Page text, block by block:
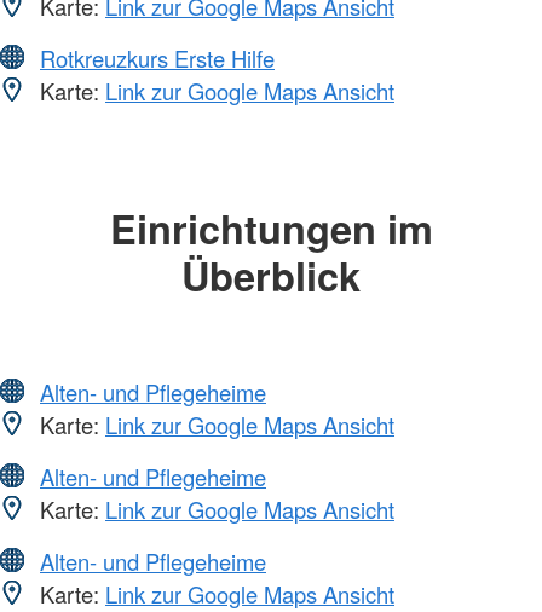
Rotkreuzkurs Erste Hilfe
Karte: Link zur Google Maps Ansicht
Einrichtungen im
Überblick
Alten- und Pflegeheime
Karte: Link zur Google Maps Ansicht
Alten- und Pflegeheime
Karte: Link zur Google Maps Ansicht
Alten- und Pflegeheime
Karte: Link zur Google Maps Ansicht